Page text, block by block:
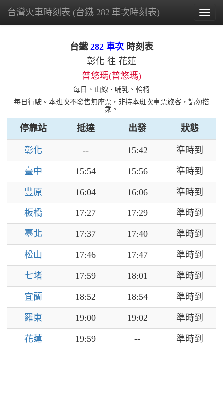
台灣火車時刻表 (台鐵 282 車次時刻表)
台鐵282 車次時刻表
彰化 往 花蓮
普悠瑪(普悠瑪)
每日、山線、哺乳、輪椅
每日行駛。本班次不發售無座票，非持本班次車票旅客，請勿搭
乘。
停靠站 抵達 出發 狀態
彰化 -- 15:42 準時到
臺中 15:54 15:56 準時到
豐原 16:04 16:06 準時到
板橋 17:27 17:29 準時到
臺北 17:37 17:40 準時到
松山 17:46 17:47 準時到
七堵 17:59 18:01 準時到
宜蘭 18:52 18:54 準時到
羅東 19:00 19:02 準時到
花蓮 19:59 -- 準時到